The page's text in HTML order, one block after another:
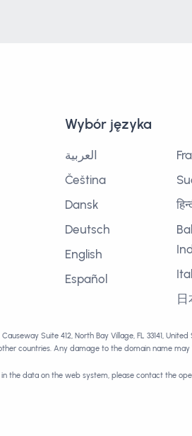
Wybór języka
العربية
Čeština
Dansk
Deutsch
English
Español
Suite 412, North Bay Village, FL 33141,
countries. Any damage to the domain name
the data on the web system, please contact the